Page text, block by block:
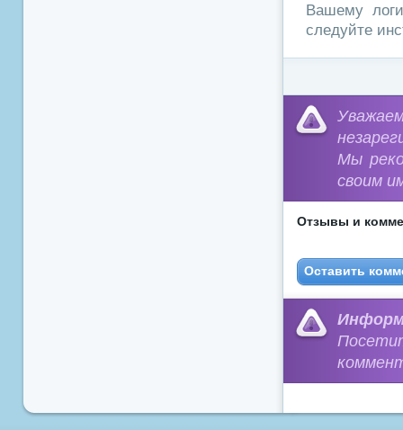
Вашему
следуйте
Мы
своим
Отзывы и
Оставить